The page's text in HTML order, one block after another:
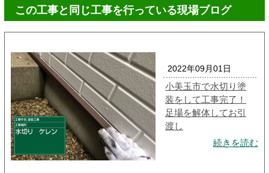
この工事と同じ工事を行っている現場ブログ
2022年09月01日
小美玉市で水切り塗
装をして工事完了！
足場を解体してお引
渡し
続きを読む